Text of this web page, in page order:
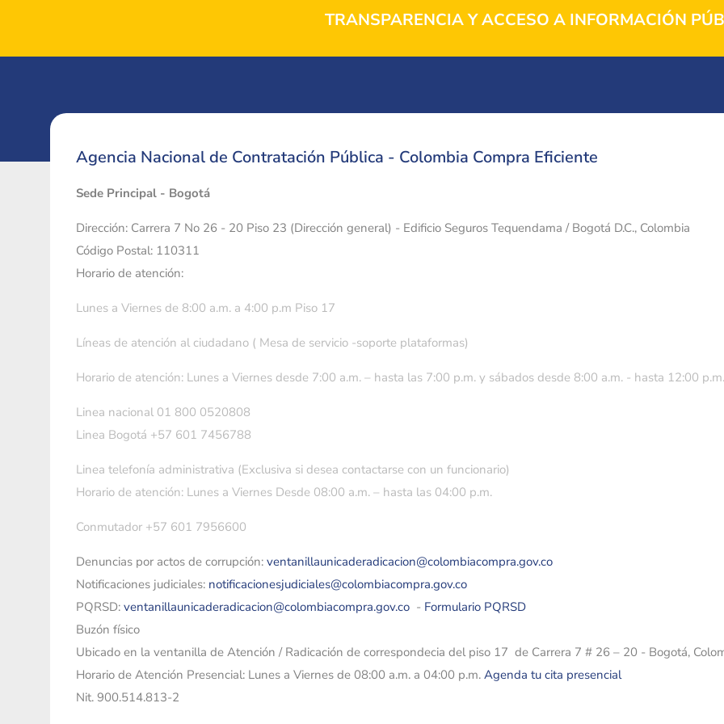
TRANSPARENCIA Y ACCESO A INFORMACIÓN
Agencia Nacional de Contratación Pública - Colombia Compra Eficiente
Sede Principal - Bogotá
Dirección: Carrera 7 No 26 - 20 Piso 23 (Dirección general) - Edificio Seguros Tequendama / Bogotá D.C., Colombia
Código Postal: 110311
Horario de atención:
Lunes a Viernes de 8:00 a.m. a 4:00 p.m Piso 17
Líneas de atención al ciudadano ( Mesa de servicio -soporte plataformas)
Horario de atención: Lunes a Viernes desde 7:00 a.m. – hasta las 7:00 p.m. y sábados desde 8:00 a.m. - hasta 12:00 p.m.
Linea nacional 01 800 0520808
Linea Bogotá +57 601 7456788
Linea telefonía administrativa (Exclusiva si desea contactarse con un funcionario)
Horario de atención: Lunes a Viernes Desde 08:00 a.m. – hasta las 04:00 p.m.
Conmutador +57 601 7956600
Denuncias por actos de corrupción: ventanillaunicaderadicacion@colombiacompra.gov.co
Notificaciones judiciales: notificacionesjudiciales@colombiacompra.gov.co
PQRSD: ventanillaunicaderadicacion@colombiacompra.gov.co - Formulario PQRSD
Buzón físico
Ubicado en la ventanilla de Atención / Radicación de correspondecia del piso 17 de Carrera 7 # 26 – 20 - Bogotá,
Horario de Atención Presencial: Lunes a Viernes de 08:00 a.m. a 04:00 p.m. Agenda tu cita presencial
Nit. 900.514.813-2